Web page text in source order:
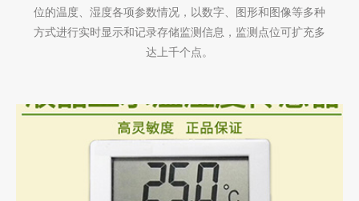
位的温度、湿度各项参数情况，以数字、图形和图像等多种
方式进行实时显示和记录存储监测信息，监测点位可扩充多
达上千个点。